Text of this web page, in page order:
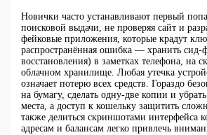
Новички часто устанавливают первый
поисковой выдачи, не проверяя сайт и
фейковые приложения, которые крадут
распространённая ошибка — хранить
восстановления) в заметках телефона, на
облачном хранилище. Любая утечка
означает потерю всех средств. Гораздо
на бумагу, сделать одну‑две копии и
места, а доступ к кошельку защитить
также делиться скриншотами интерфейса
адресам и балансам легко привлечь